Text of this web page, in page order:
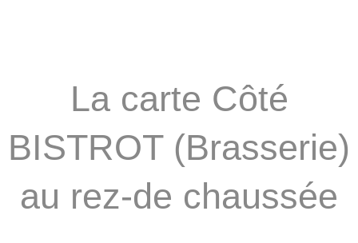
La carte Côté
BISTROT (Brasserie)
au rez-de chaussée